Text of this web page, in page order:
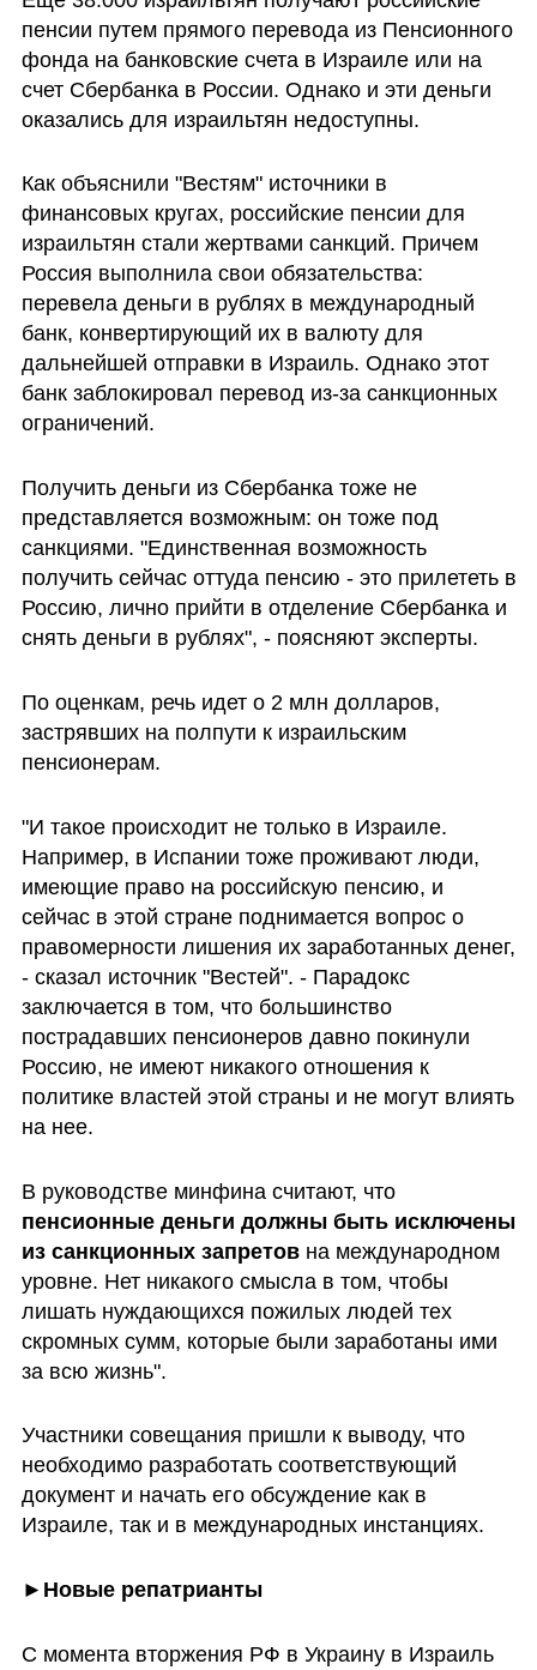
пенсии путем прямого перевода из Пенсионного
фонда на банковские счета в Израиле или на
счет Сбербанка в России. Однако и эти деньги
оказались для израильтян недоступны.
Как объяснили "Вестям" источники в
финансовых кругах, российские пенсии для
израильтян стали жертвами санкций. Причем
Россия выполнила свои обязательства:
перевела деньги в рублях в международный
банк, конвертирующий их в валюту для
дальнейшей отправки в Израиль. Однако этот
банк заблокировал перевод из-за санкционных
ограничений.
Получить деньги из Сбербанка тоже не
представляется возможным: он тоже под
санкциями. "Единственная возможность
получить сейчас оттуда пенсию - это прилететь в
Россию, лично прийти в отделение Сбербанка и
снять деньги в рублях", - поясняют эксперты.
По оценкам, речь идет о 2 млн долларов,
застрявших на полпути к израильским
пенсионерам.
"И такое происходит не только в Израиле.
Например, в Испании тоже проживают люди,
имеющие право на российскую пенсию, и
сейчас в этой стране поднимается вопрос о
правомерности лишения их заработанных денег,
- сказал источник "Вестей". - Парадокс
заключается в том, что большинство
пострадавших пенсионеров давно покинули
Россию, не имеют никакого отношения к
политике властей этой страны и не могут влиять
на нее.
В руководстве минфина считают, что
пенсионные деньги должны быть исключены
из санкционных запретов на международном
уровне. Нет никакого смысла в том, чтобы
лишать нуждающихся пожилых людей тех
скромных сумм, которые были заработаны ими
за всю жизнь".
Участники совещания пришли к выводу, что
необходимо разработать соответствующий
документ и начать его обсуждение как в
Израиле, так и в международных инстанциях.
►Новые репатрианты
С момента вторжения РФ в Украину в Израиль